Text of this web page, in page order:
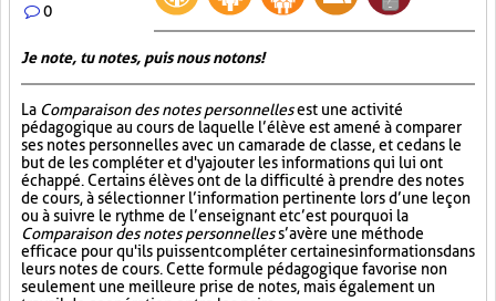
0
Je note, tu notes, puis nous notons!
La Comparaison des notes personnellesest une activité
pédagogique au cours de laquelle l’élève est amené à comparer
ses notes personnelles avec un camarade de classe, et ce dans le
but de les compléter et d'y ajouter les informations qui lui ont
échappé. Certains élèves ont de la difficulté à prendre des notes
de cours, à sélectionner l’information pertinente lors d’une leçon
ou à suivre le rythme de l’enseignant et c’est pourquoi la
Comparaison des notes personnelless’avère une méthode
efficace pour qu'ils puissent compléter certaines informations dans
leurs notes de cours. Cette formule pédagogique favorise non
seulement une meilleure prise de notes, mais également un